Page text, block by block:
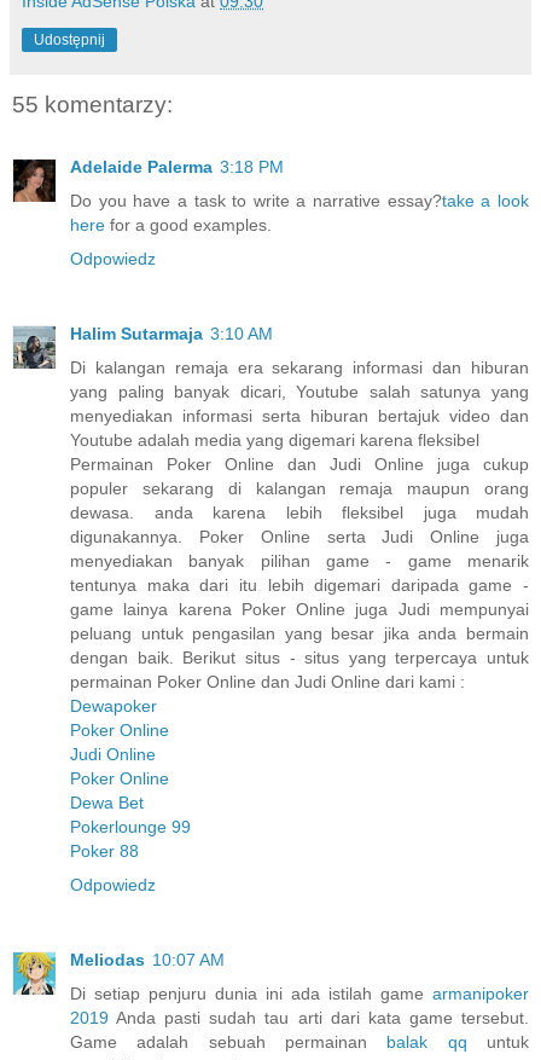
Udostępnij
55 komentarzy:
Adelaide Palerma 3:18 PM
Do you have a task to write a narrative essay?take a look
here for a good examples.
Odpowiedz
Halim Sutarmaja 3:10 AM
Di kalangan remaja era sekarang informasi dan hiburan
yang paling banyak dicari, Youtube salah satunya yang
menyediakan informasi serta hiburan bertajuk video dan
Youtube adalah media yang digemari karena fleksibel
Permainan Poker Online dan Judi Online juga cukup
populer sekarang di kalangan remaja maupun orang
dewasa. anda karena lebih fleksibel juga mudah
digunakannya. Poker Online serta Judi Online juga
menyediakan banyak pilihan game - game menarik
tentunya maka dari itu lebih digemari daripada game -
game lainya karena Poker Online juga Judi mempunyai
peluang untuk pengasilan yang besar jika anda bermain
dengan baik. Berikut situs - situs yang terpercaya untuk
permainan Poker Online dan Judi Online dari kami :
Dewapoker
Poker Online
Judi Online
Poker Online
Dewa Bet
Pokerlounge 99
Poker 88
Odpowiedz
Meliodas 10:07 AM
Di setiap penjuru dunia ini ada istilah game armanipoker
2019 Anda pasti sudah tau arti dari kata game tersebut.
Game adalah sebuah permainan balak qq untuk